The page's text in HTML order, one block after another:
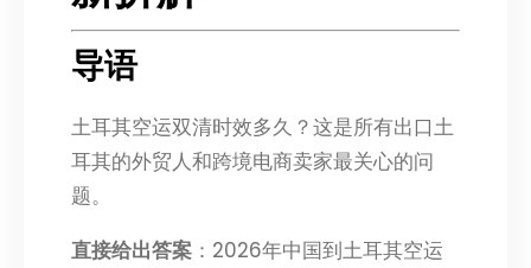
导语
土耳其空运双清时效多久？这是所有出口土
耳其的外贸人和跨境电商卖家最关心的问
题。
直接给出答案 ：2026年中国到土耳其空运